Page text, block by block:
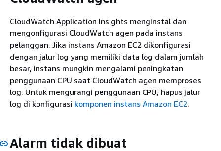
CloudWatch Application Insights menginstal dan
mengonfigurasi CloudWatch agen pada instans
pelanggan. Jika instans Amazon EC2 dikonfigurasi
dengan jalur log yang memiliki data log dalam jumlah
besar, instans mungkin mengalami peningkatan
penggunaan CPU saat CloudWatch agen memproses
log. Untuk mengurangi penggunaan CPU, hapus jalur
log di konfigurasi komponen instans Amazon EC2.
Alarm tidak dibuat